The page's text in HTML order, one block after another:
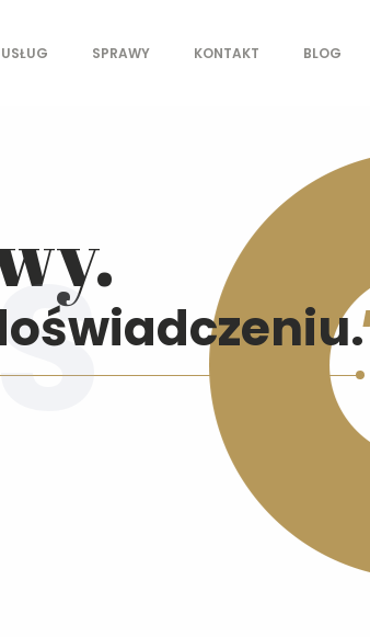
SPRAWY KONTAKT BLOG